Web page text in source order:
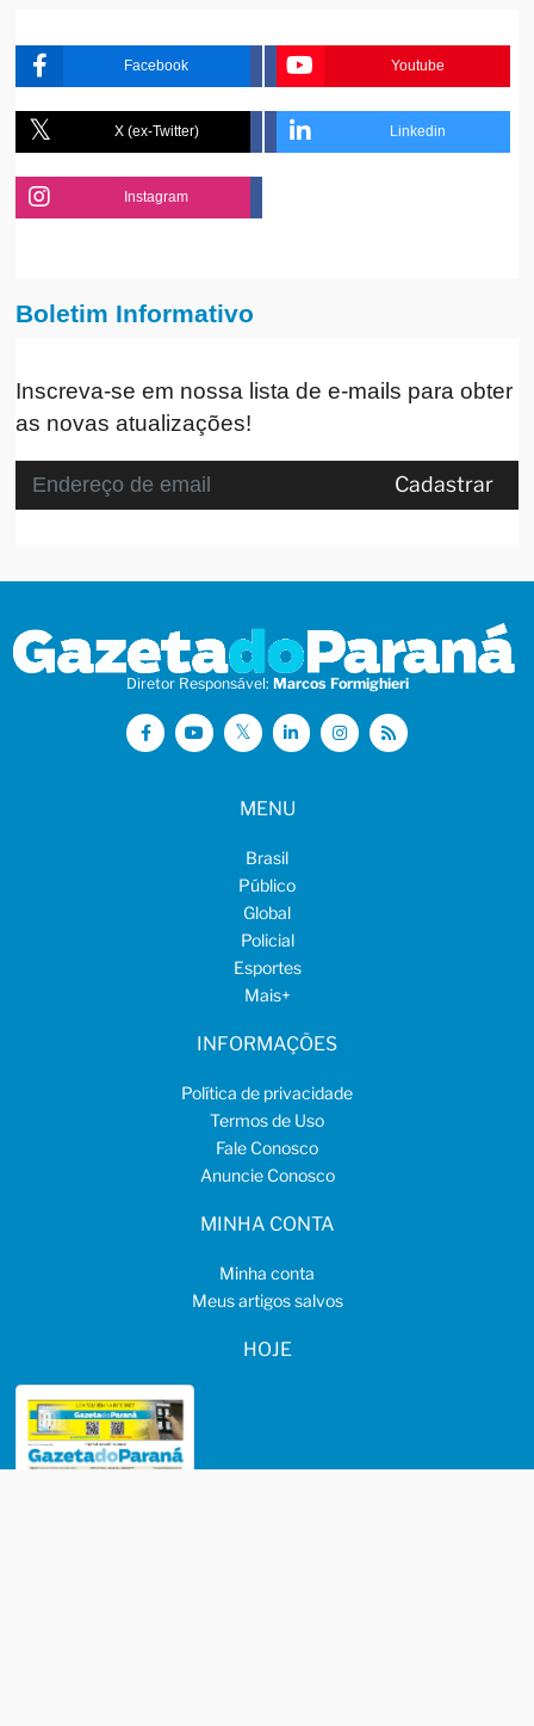
Facebook Youtube
X (ex-Twitter) Linkedin
Instagram
Boletim Informativo
Inscreva-se em nossa lista de e-mails para obter
as novas atualizações!
Cadastrar
Diretor Responsável: Marcos Formighieri
MENU
Brasil
Público
Global
Policial
Esportes
Mais+
INFORMAÇÕES
Política de privacidade
Termos de Uso
Fale Conosco
Anuncie Conosco
MINHA CONTA
Minha conta
Meus artigos salvos
HOJE